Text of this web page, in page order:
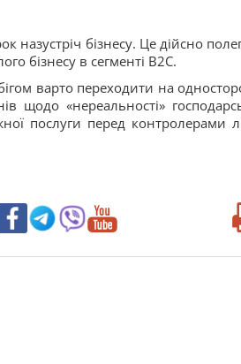
бізнесу. Це дійсно
бізнесу в сегменті В2С.
варто переходити на
щодо «нереальності»
послуги перед контролерами